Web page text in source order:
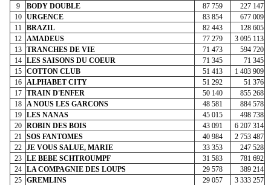
9
BODY DOUBLE 87 759
227 147
10
URGENCE 83 854
677 009
11
BRAZIL 82 443
128 605
12
AMADEUS 77 279
3 095 113
13
TRANCHES DE VIE 71 473
594 720
14
LES SAISONS DU COEUR 71 345
71 345
15
COTTON CLUB 51 413
1 403 909
16
ALPHABET CITY 51 292
51 376
17
TRAIN D'ENFER 50 140
855 268
18
A NOUS LES GARCONS 48 581
884 578
19
LES NANAS 45 015
498 738
20
ROBIN DES BOIS 43 091
6 207 314
21
SOS FANTOMES 40 984
2 753 487
22
JE VOUS SALUE, MARIE 33 353
247 528
23
LE BEBE SCHTROUMPF 31 583
781 692
24
LA COMPAGNIE DES LOUPS 29 578
389 214
25
GREMLINS 29 057
3 333 257